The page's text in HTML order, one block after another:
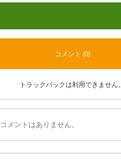
コメント (0)
トラックバックは利用できません。
メントはありません。